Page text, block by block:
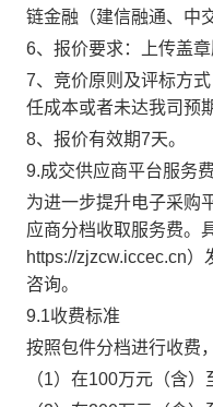
链金融（建信融通、中
6、报价要求：
上传盖
7、竞价原则及评标方
任成本或者未达我司预
8、报价有效期7天。
9.成交供应商平台服务
为进一步提升电子采购
应商分档收取服务费。
https://zjzcw.iccec.cn
咨询。
9.1收费标准
按照包件分档进行收费
（1）在100万元（含）